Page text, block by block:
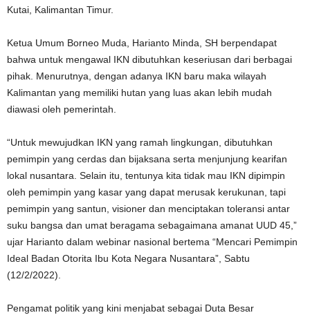
Kutai, Kalimantan Timur.
Ketua Umum Borneo Muda, Harianto Minda, SH berpendapat
bahwa untuk mengawal IKN dibutuhkan keseriusan dari berbagai
pihak. Menurutnya, dengan adanya IKN baru maka wilayah
Kalimantan yang memiliki hutan yang luas akan lebih mudah
diawasi oleh pemerintah.
“Untuk mewujudkan IKN yang ramah lingkungan, dibutuhkan
pemimpin yang cerdas dan bijaksana serta menjunjung kearifan
lokal nusantara. Selain itu, tentunya kita tidak mau IKN dipimpin
oleh pemimpin yang kasar yang dapat merusak kerukunan, tapi
pemimpin yang santun, visioner dan menciptakan toleransi antar
suku bangsa dan umat beragama sebagaimana amanat UUD 45,”
ujar Harianto dalam webinar nasional bertema “Mencari Pemimpin
Ideal Badan Otorita Ibu Kota Negara Nusantara”, Sabtu
(12/2/2022).
Pengamat politik yang kini menjabat sebagai Duta Besar